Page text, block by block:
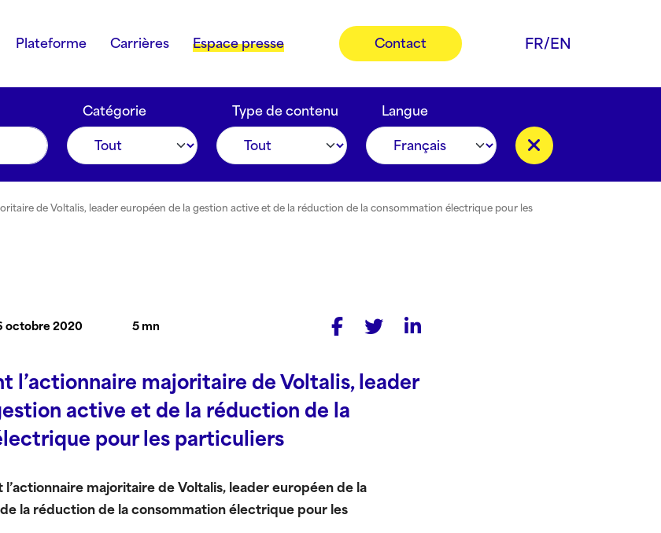
Plateforme Carrières Espace presse Contact FR/EN
Catégorie Type de contenu Langue
de Voltalis, leader européen de la gestion active et de la réduction de la consommation électrique pour les
octobre 2020 5 mn
l’actionnaire majoritaire de Voltalis, leader
active et de la réduction de la
pour les particuliers
majoritaire de Voltalis, leader européen de la
la réduction de la consommation électrique pour les